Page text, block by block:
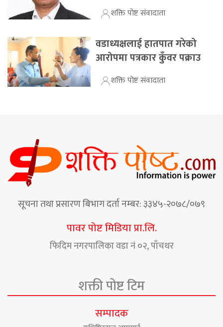
शक्ति पोष्ट संवादाता
वडाध्यक्षलाई हातपात गरेको
आरोपमा पत्रकार कुँवर पक्राउ
शक्ति पोष्ट संवादाता
सूचना तथा प्रसारण बिभाग दर्ता नम्बर: ३३४५-२०७८/०७९
पावर पोष्ट मिडिया प्रा.लि.
फिदिम नगरपालिका वडा नं ०२, पाँचथर
शक्ती पोष्ट टिम
सम्पादक